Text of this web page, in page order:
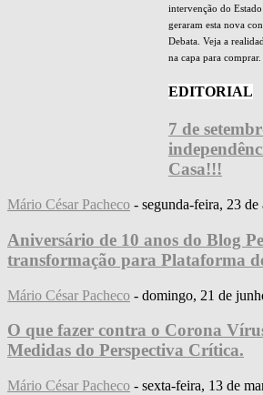
intervenção do
geraram esta nova
Debata. Veja a
na capa para comprar.
EDITORIAL
7 de
Casa!!!
Mário César Pacheco - segunda-feira, 23 de
Aniversário de 10 anos do Blog
transformação para Plataforma
Mário César Pacheco - domingo, 21 de
O que fazer contra o Corona
Medidas do Perspectiva Crítica.
Mário César Pacheco - sexta-feira, 13 de